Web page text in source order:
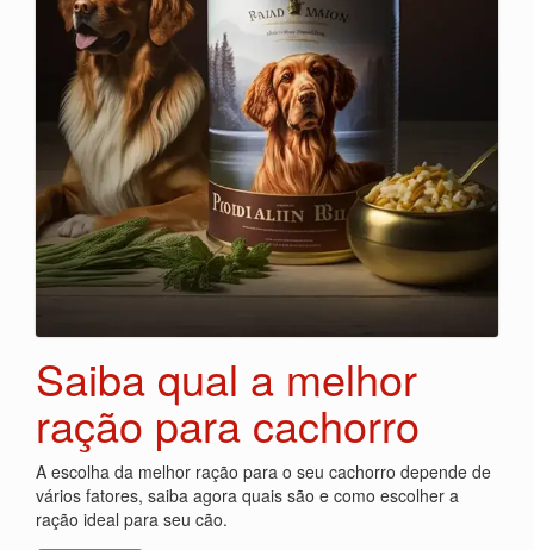
Saiba qual a melhor
ração para cachorro
A escolha da melhor ração para o seu cachorro depende de
vários fatores, saiba agora quais são e como escolher a
ração ideal para seu cão.